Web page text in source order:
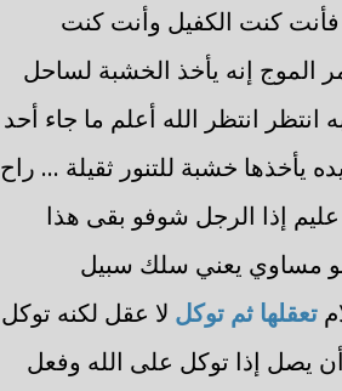
فأنت كنت الكفيل وأنت كنت
الموج إنه يأخذ الخشبة لساحل
انتظر انتظر الله أعلم ما جاء أحد
يأخذها خشبة للتنور ثقيلة ... راح
إذا الرجل شوفو بقى هذا
مساوي يعني سلك سبيل
تعقلها ثم توكل لا عقل لكنه توكل
يصل إذا توكل على الله وفعل